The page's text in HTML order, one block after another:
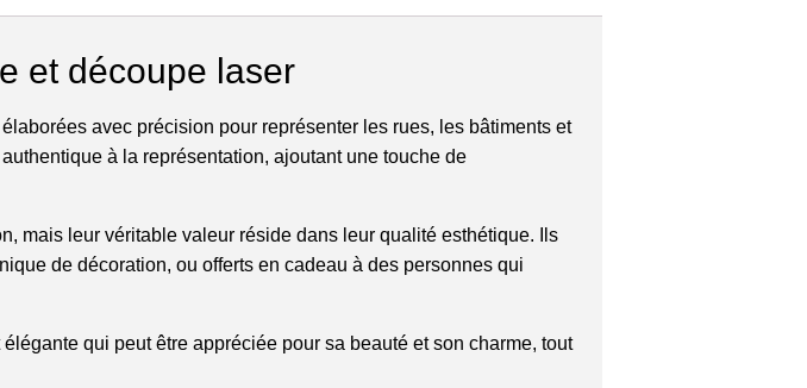
et découpe laser
avec précision pour représenter les rues, les bâtiments et
à la représentation, ajoutant une touche de
mais leur véritable valeur réside dans leur qualité esthétique. Ils
de décoration, ou offerts en cadeau à des personnes qui
qui peut être appréciée pour sa beauté et son charme, tout